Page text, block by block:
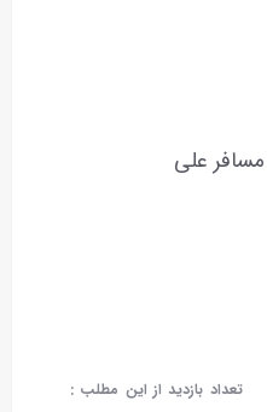
علی
تعداد بازدید از این مطلب :